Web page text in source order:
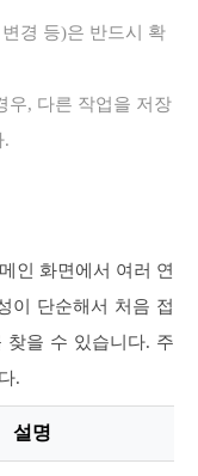
경 등)은 반드시 확
우, 다른 작업을 저장
.
인 화면에서 여러 연
이 단순해서 처음 접
찾을 수 있습니다. 주
.
설명